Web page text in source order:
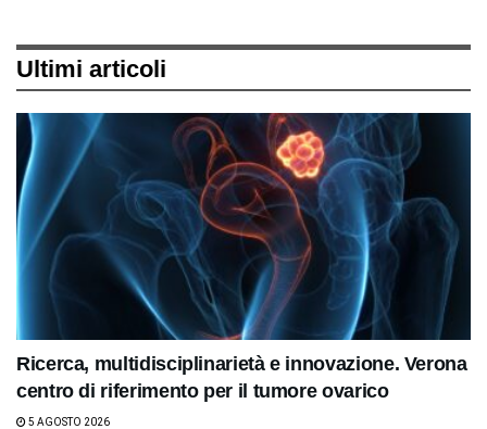
Ultimi articoli
Ricerca, multidisciplinarietà e innovazione. Verona
centro di riferimento per il tumore ovarico
5 AGOSTO 2026